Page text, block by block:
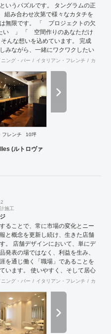
いうパズルです。 タングラムの正
組み合わせ次第で様々なカタチを
無限です。 「 プロジェクトの欠
い 」 「 空間作りのあなただけ
んな想いを込めています。 完成
みながら、 ​一緒にワクワクしたい
ニング・バー イタリアン・フレンチ カフェ
フレンチ
10坪
(ルトロヴァ
施工
ることで、常に市場の変化とニー
と概念を更新し続け、生きた店舗
。 店舗デザインにおいて、単にデ
発表の場ではなく、利益を生み、
を通じ働く「職場」であることを
います。 使いやすく、そして居心
右されない強さを持った店舗デザ
事業をそなえており、テナント・
実践に基づいたサポートが可能で
談ください。
ニング・バー イタリアン・フレンチ カフェ